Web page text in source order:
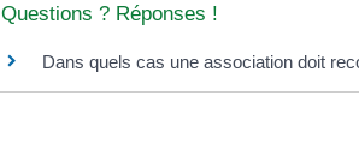
Questions ? Réponses !
Dans quels cas une association doit